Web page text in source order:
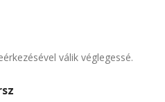
válik véglegessé.